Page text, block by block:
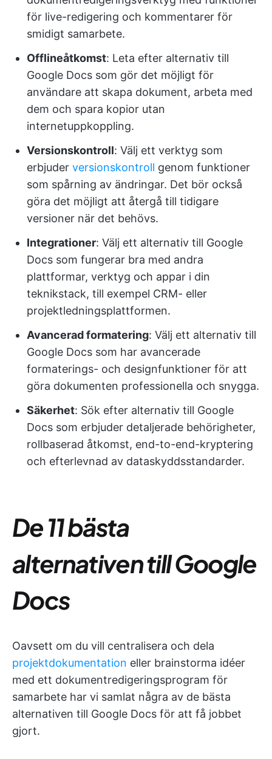
för live-redigering och kommentarer för
smidigt samarbete.
Offlineåtkomst: Leta efter alternativ till
Google Docs som gör det möjligt för
användare att skapa dokument, arbeta med
dem och spara kopior utan
internetuppkoppling.
Versionskontroll: Välj ett verktyg som
erbjuder versionskontroll genom funktioner
som spårning av ändringar. Det bör också
göra det möjligt att återgå till tidigare
versioner när det behövs.
Integrationer: Välj ett alternativ till Google
Docs som fungerar bra med andra
plattformar, verktyg och appar i din
teknikstack, till exempel CRM- eller
projektledningsplattformen.
Avancerad formatering: Välj ett alternativ till
Google Docs som har avancerade
formaterings- och designfunktioner för att
göra dokumenten professionella och snygga.
Säkerhet: Sök efter alternativ till Google
Docs som erbjuder detaljerade behörigheter,
rollbaserad åtkomst, end-to-end-kryptering
och efterlevnad av dataskyddsstandarder.
De 11 bästa
alternativen till Google
Docs
Oavsett om du vill centralisera och dela
projektdokumentation eller brainstorma idéer
med ett dokumentredigeringsprogram för
samarbete har vi samlat några av de bästa
alternativen till Google Docs för att få jobbet
gjort.